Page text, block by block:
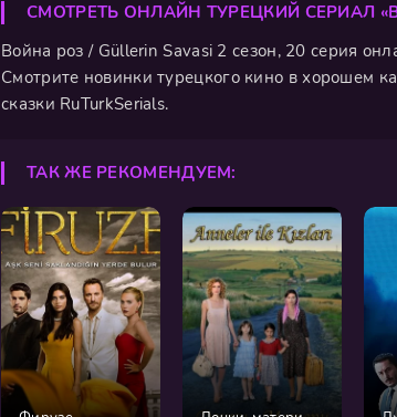
СМОТРЕТЬ ОНЛАЙН ТУРЕЦКИЙ СЕРИАЛ
Война роз / Güllerin Savasi 2 сезон, 20 серия
Смотрите новинки турецкого кино в хорошем
сказки RuTurkSerials.
ТАК ЖЕ РЕКОМЕНДУЕМ: